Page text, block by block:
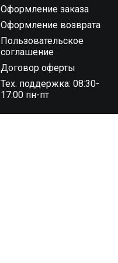
Оформление заказа
Оформление возврата
Пользовательское
соглашение
Договор оферты
Тех. поддержка: 08:30-
17:00 пн-пт